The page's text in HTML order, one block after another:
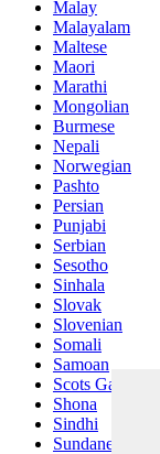
Malay
Malayalam
Maltese
Maori
Marathi
Mongolian
Burmese
Nepali
Norwegian
Pashto
Persian
Punjabi
Serbian
Sesotho
Sinhala
Slovak
Slovenian
Somali
Samoan
Scots Gaelic
Shona
Sindhi
Sundanese